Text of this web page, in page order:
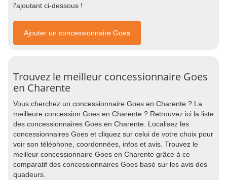
l'ajoutant ci-dessous !
Ajouter un concessionnaire Goes
Trouvez le meilleur concessionnaire Goes
en Charente
Vous cherchez un concessionnaire Goes en Charente ? La
meilleure concession Goes en Charente ? Retrouvez ici la liste
des concessionnaires Goes en Charente. Localisez les
concessionnaires Goes et cliquez sur celui de votre choix pour
voir son téléphone, coordonnées, infos et avis. Trouvez le
meilleur concessionnaire Goes en Charente grâce à ce
comparatif des concessionnaires Goes basé sur les avis des
quadeurs.